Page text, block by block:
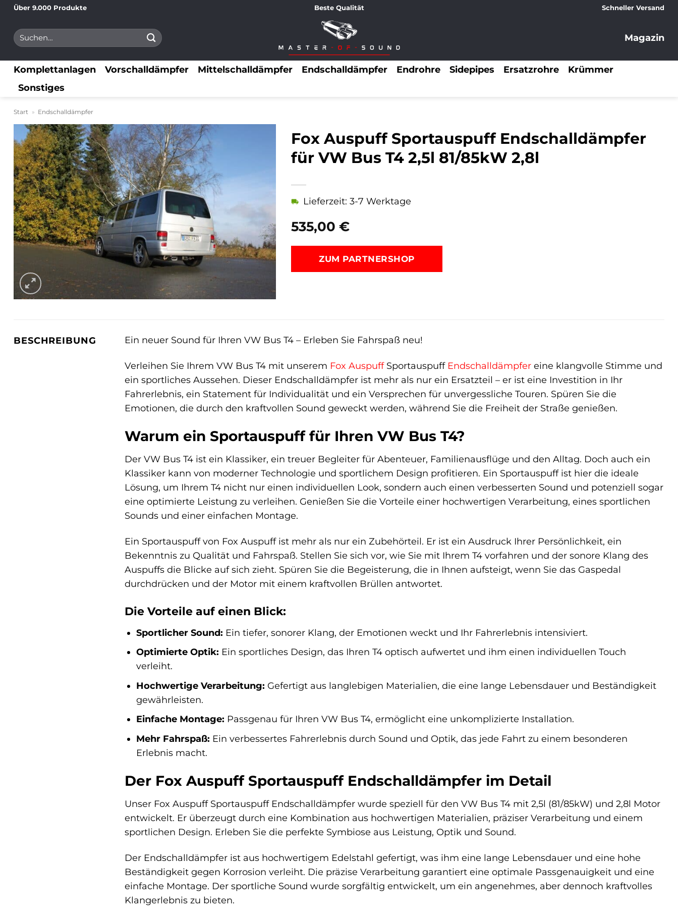
Zum
springen
Über 9.000 Produkte Beste Qualität Schneller Versand
Suchen
nach:
Magazin
Komplettanlagen Vorschalldämpfer Mittelschalldämpfer Endschalldämpfer Endrohre Sidepipes Ersatzrohre
Krümmer
Sonstiges
Start » Endschalldämpfer
Fox Auspuff Sportauspuff Endschalldämpfer
für VW Bus T4 2,5l 81/85kW 2,8l
535,00 €
Lieferzeit: 3-7 Werktage
ZUM PARTNERSHOP
BESCHREIBUNG Ein neuer Sound für Ihren VW Bus T4 – Erleben Sie Fahrspaß neu!
Verleihen Sie Ihrem VW Bus T4 mit unserem Fox AuspuffSportauspuff Endschalldämpfer eine klangvolle Stimme und
ein sportliches Aussehen. Dieser Endschalldämpfer ist mehr als nur ein Ersatzteil – er ist eine Investition in Ihr
Fahrerlebnis, ein Statement für Individualität und ein Versprechen für unvergessliche Touren. Spüren Sie die
Emotionen, die durch den kraftvollen Sound geweckt werden, während Sie die Freiheit der Straße genießen.
Warum ein Sportauspuff für Ihren VW Bus T4?
Der VW Bus T4 ist ein Klassiker, ein treuer Begleiter für Abenteuer, Familienausflüge und den Alltag. Doch auch ein
Klassiker kann von moderner Technologie und sportlichem Design profitieren. Ein Sportauspuff ist hier die ideale
Lösung, um Ihrem T4 nicht nur einen individuellen Look, sondern auch einen verbesserten Sound und potenziell sogar
eine optimierte Leistung zu verleihen. Genießen Sie die Vorteile einer hochwertigen Verarbeitung, eines sportlichen
Sounds und einer einfachen Montage.
Ein Sportauspuff von Fox Auspuff ist mehr als nur ein Zubehörteil. Er ist ein Ausdruck Ihrer Persönlichkeit, ein
Bekenntnis zu Qualität und Fahrspaß. Stellen Sie sich vor, wie Sie mit Ihrem T4 vorfahren und der sonore Klang des
Auspuffs die Blicke auf sich zieht. Spüren Sie die Begeisterung, die in Ihnen aufsteigt, wenn Sie das Gaspedal
durchdrücken und der Motor mit einem kraftvollen Brüllen antwortet.
Die Vorteile auf einen Blick:
Sportlicher Sound: Ein tiefer, sonorer Klang, der Emotionen weckt und Ihr Fahrerlebnis intensiviert.
Optimierte Optik: Ein sportliches Design, das Ihren T4 optisch aufwertet und ihm einen individuellen Touch
verleiht.
Hochwertige Verarbeitung: Gefertigt aus langlebigen Materialien, die eine lange Lebensdauer und Beständigkeit
gewährleisten.
Einfache Montage: Passgenau für Ihren VW Bus T4, ermöglicht eine unkomplizierte Installation.
Mehr Fahrspaß: Ein verbessertes Fahrerlebnis durch Sound und Optik, das jede Fahrt zu einem besonderen
Erlebnis macht.
Der Fox Auspuff Sportauspuff Endschalldämpfer im Detail
Unser Fox Auspuff Sportauspuff Endschalldämpfer wurde speziell für den VW Bus T4 mit 2,5l (81/85kW) und 2,8l Motor
entwickelt. Er überzeugt durch eine Kombination aus hochwertigen Materialien, präziser Verarbeitung und einem
sportlichen Design. Erleben Sie die perfekte Symbiose aus Leistung, Optik und Sound.
Der Endschalldämpfer ist aus hochwertigem Edelstahl gefertigt, was ihm eine lange Lebensdauer und eine hohe
Beständigkeit gegen Korrosion verleiht. Die präzise Verarbeitung garantiert eine optimale Passgenauigkeit und eine
einfache Montage. Der sportliche Sound wurde sorgfältig entwickelt, um ein angenehmes, aber dennoch kraftvolles
Klangerlebnis zu bieten.